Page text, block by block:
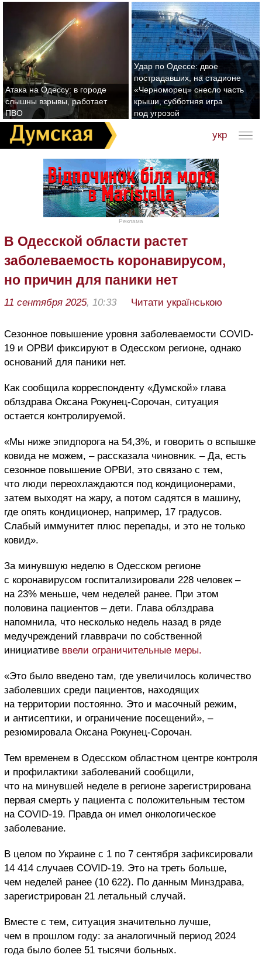
Атака на Одессу: в городе
слышны взрывы, работает
ПВО
Удар по Одессе: двое
пострадавших, на стадионе
«Черноморец» снесло часть
крыши, субботняя игра
под угрозой
укр
Реклама
В Одесской области растет
заболеваемость коронавирусом,
но причин для паники нет
11 сентября 2025, 10:33 Читати українською
Сезонное повышение уровня заболеваемости COVID-
19 и ОРВИ фиксируют в Одесском регионе, однако
оснований для паники нет.
Как сообщила корреспонденту «Думской» глава
облздрава Оксана Рокунец-Сорочан, ситуация
остается контролируемой.
«Мы ниже эпидпорога на 54,3%, и говорить о вспышке
ковида не можем, – рассказала чиновник. – Да, есть
сезонное повышение ОРВИ, это связано с тем,
что люди переохлаждаются под кондиционерами,
затем выходят на жару, а потом садятся в машину,
где опять кондиционер, например, 17 градусов.
Слабый иммунитет плюс перепады, и это не только
ковид».
За минувшую неделю в Одесском регионе
с коронавирусом госпитализировали 228 человек –
на 23% меньше, чем неделей ранее. При этом
половина пациентов – дети. Глава облздрава
напомнила, что несколько недель назад в ряде
медучреждений главврачи по собственной
инициативе ввели ограничительные меры.
«Это было введено там, где увеличилось количество
заболевших среди пациентов, находящих
на территории постоянно. Это и масочный режим,
и антисептики, и ограничение посещений», –
резюмировала Оксана Рокунец-Сорочан.
Тем временем в Одесском областном центре контроля
и профилактики заболеваний сообщили,
что на минувшей неделе в регионе зарегистрирована
первая смерть у пациента с положительным тестом
на COVID-19. Правда он имел онкологическое
заболевание.
В целом по Украине с 1 по 7 сентября зафиксировали
14 414 случаев COVID-19. Это на треть больше,
чем неделей ранее (10 622). По данным Минздрава,
зарегистрирован 21 летальный случай.
Вместе с тем, ситуация значительно лучше,
чем в прошлом году: за аналогичный период 2024
года было более 51 тысячи больных.